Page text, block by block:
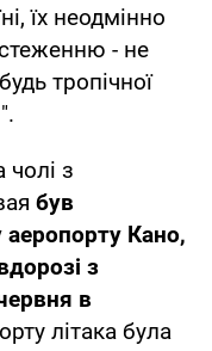
їх неодмінно
- не
тропічної
".
чолі з
був
аеропорту Кано,
з
в
літака була